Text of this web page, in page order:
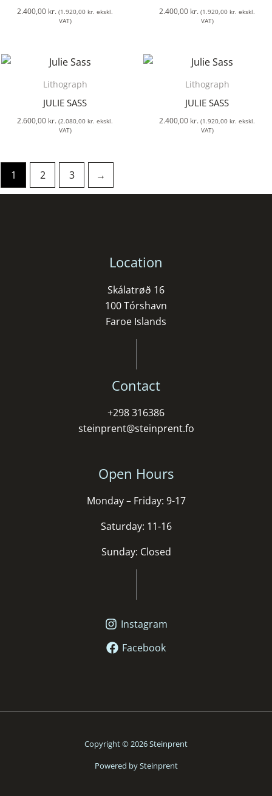
2.400,00 kr. (1.920,00 kr. ekskl.
VAT)
2.400,00 kr. (1.920,00 kr. ekskl.
VAT)
Lithograph
JULIE SASS
2.600,00 kr. (2.080,00 kr. ekskl.
VAT)
Lithograph
JULIE SASS
2.400,00 kr. (1.920,00 kr. ekskl.
VAT)
1 2 3 →
Location
Skálatrøð 16
100 Tórshavn
Faroe Islands
Contact
+298 316386
steinprent@steinprent.fo
Open Hours
Monday – Friday: 9-17
Saturday: 11-16
Sunday: Closed
Instagram
Facebook
Copyright © 2026 Steinprent
Powered by Steinprent